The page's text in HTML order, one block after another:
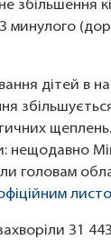
збільшення
дітей в
нещодавно
головам
31